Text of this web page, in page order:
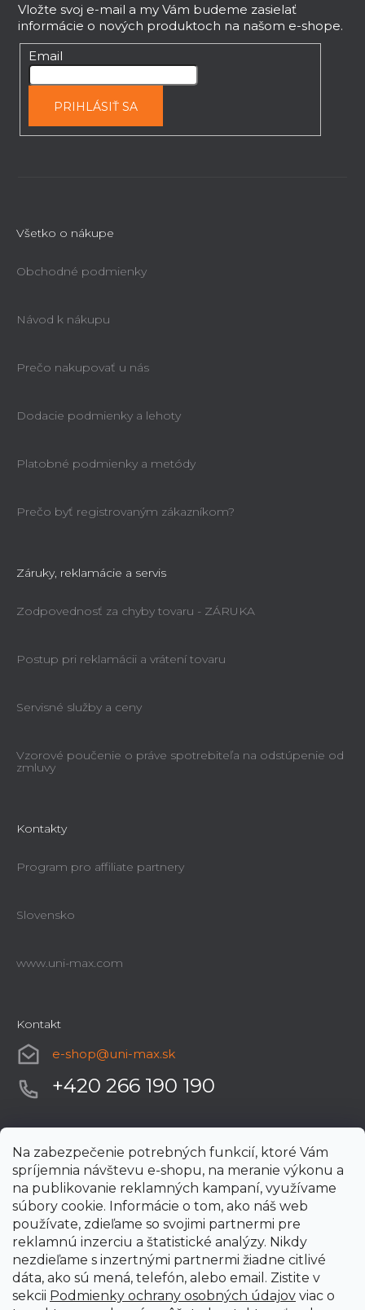
Na zabezpečenie potrebných funkcií, ktoré Vám
spríjemnia návštevu e-shopu, na meranie výkonu a
na publikovanie reklamných kampaní, využívame
súbory cookie. Informácie o tom, ako náš web
používate, zdieľame so svojimi partnermi pre
reklamnú inzerciu a štatistické analýzy. Nikdy
nezdieľame s inzertnými partnermi žiadne citlivé
dáta, ako sú mená, telefón, alebo email. Zistite v
sekcii Podmienky ochrany osobných údajov viac o
Vložte svoj e-mail a my Vám budeme zasielať
informácie o nových produktoch na našom e-shope.
Email
PRIHLÁSIŤ SA
Všetko o nákupe
Obchodné podmienky
Návod k nákupu
Prečo nakupovať u nás
Dodacie podmienky a lehoty
Platobné podmienky a metódy
Prečo byť registrovaným zákazníkom?
Záruky, reklamácie a servis
Zodpovednosť za chyby tovaru - ZÁRUKA
Postup pri reklamácii a vrátení tovaru
Servisné služby a ceny
Vzorové poučenie o práve spotrebiteľa na odstúpenie od
zmluvy
Kontakty
Program pro affiliate partnery
Slovensko
www.uni-max.com
Kontakt
e-shop@uni-max.sk
+420 266 190 190